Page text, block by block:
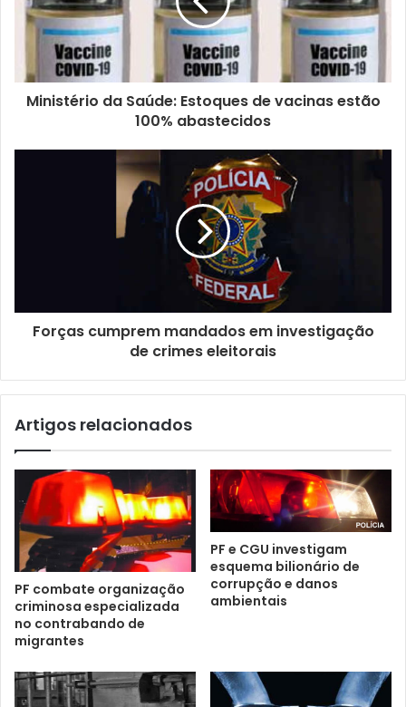
Ministério da Saúde: Estoques de vacinas estão
100% abastecidos
Forças cumprem mandados em investigação
de crimes eleitorais
Artigos relacionados
PF combate organização
criminosa especializada
no contrabando de
migrantes
PF e CGU investigam
esquema bilionário de
corrupção e danos
ambientais